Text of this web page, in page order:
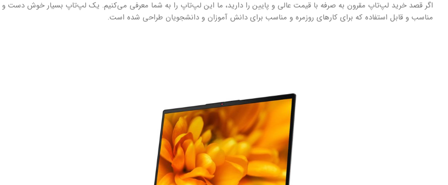
اگر قصد خرید لپ‌تاپ مقرون به صرفه با قیمت عالی و پایین را دارید، ما این لپ‌تاپ را به شما معرفی می‌کنیم. یک لپ‌تاپ بسیار خوش دست و
مناسب و قابل استفاده که برای کارهای روزمره و مناسب برای دانش آموزان و دانشجویان طراحی شده است.